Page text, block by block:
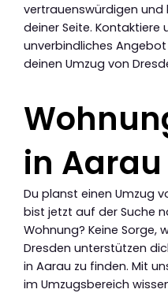
vertrauenswürdigen
deiner Seite. Kontaktiere
unverbindliches
deinen Umzug von
in Aarau
Du planst einen Umzug
bist jetzt auf der Suche
Wohnung? Keine Sorge,
Dresden unterstützen
in Aarau zu finden. Mit
im Umzugsbereich